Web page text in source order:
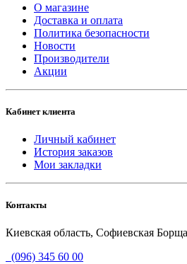
О магазине
Доставка и оплата
Политика безопасности
Новости
Производители
Акции
Кабинет клиента
Личный кабинет
История заказов
Мои закладки
Контакты
Киевская область, Софиевская
(096) 345 60 00